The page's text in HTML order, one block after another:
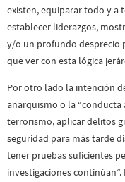
existen, equiparar todo y a
establecer liderazgos,
y/o un profundo desprecio
que ver con esta lógica
Por otro lado la intención
anarquismo o la
terrorismo, aplicar delitos
seguridad para más tarde
tener pruebas suficientes
investigaciones